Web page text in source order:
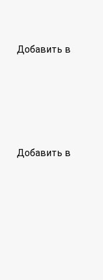
Добавить в
Добавить в